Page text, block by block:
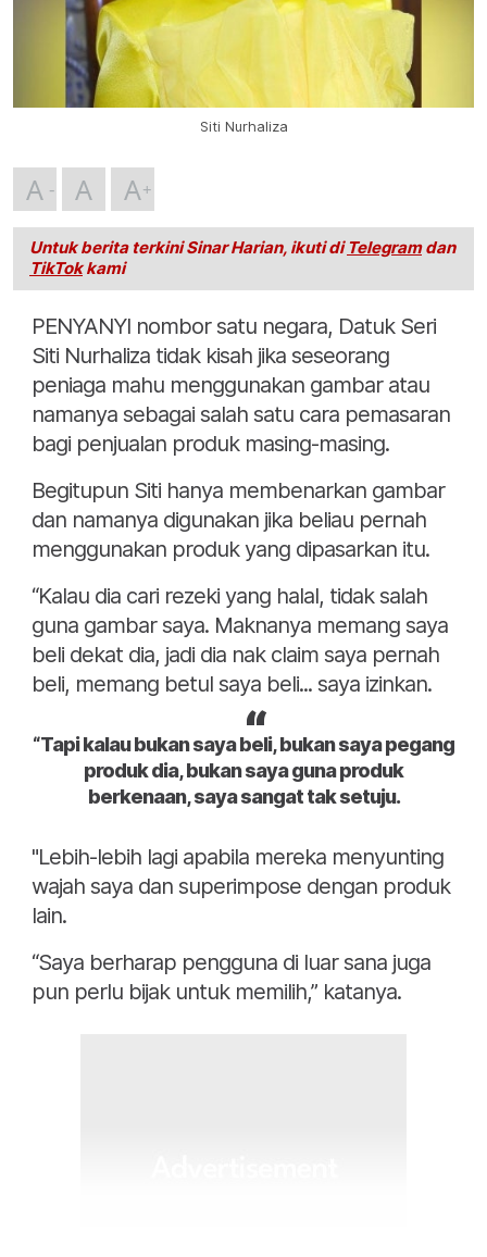
Siti Nurhaliza
A A A
Untuk berita terkini Sinar Harian, ikuti di Telegramdan
TikTokkami
PENYANYI nombor satu negara, Datuk Seri
Siti Nurhaliza tidak kisah jika seseorang
peniaga mahu menggunakan gambar atau
namanya sebagai salah satu cara pemasaran
bagi penjualan produk masing-masing.
Begitupun Siti hanya membenarkan gambar
dan namanya digunakan jika beliau pernah
menggunakan produk yang dipasarkan itu.
“Kalau dia cari rezeki yang halal, tidak salah
guna gambar saya. Maknanya memang saya
beli dekat dia, jadi dia nak claim saya pernah
beli, memang betul saya beli... saya izinkan.
“Tapi kalau bukan saya beli, bukan saya pegang
produk dia, bukan saya guna produk
berkenaan, saya sangat tak setuju.
"Lebih-lebih lagi apabila mereka menyunting
wajah saya dan superimpose dengan produk
lain.
“Saya berharap pengguna di luar sana juga
pun perlu bijak untuk memilih,” katanya.